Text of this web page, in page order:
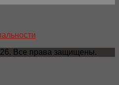
Все права защищены.